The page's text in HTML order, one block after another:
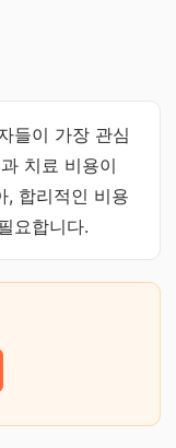
들이 가장 관심
치료 비용이
, 합리적인 비용
요합니다.